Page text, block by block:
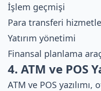
İşlem geçmişi
Para transferi
Yatırım yönetimi
Finansal planlama
4. ATM ve POS
ATM ve POS